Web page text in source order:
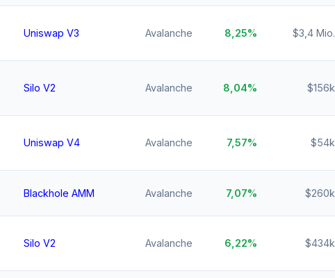
Uniswap V3 Avalanche 8,25% $3,4 Mio.
Silo V2 Avalanche 8,04% $156k
Uniswap V4 Avalanche 7,57% $54k
Blackhole AMM Avalanche 7,07% $260k
Silo V2 Avalanche 6,22% $434k